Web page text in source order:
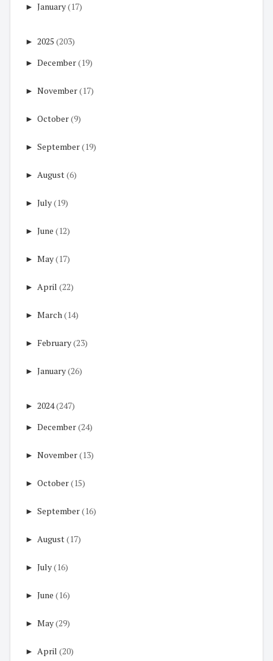
► January(17)
► 2025 (203)
► December(19)
► November(17)
► October(9)
► September(19)
► August(6)
► July(19)
► June (12)
► May(17)
► April (22)
► March(14)
► February(23)
► January(26)
► 2024(247)
► December(24)
► November(13)
► October(15)
► September(16)
► August(17)
► July(16)
► June (16)
► May(29)
► April (20)